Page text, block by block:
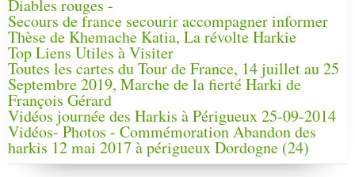
Diables rouges -
Secours de france secourir accompagner informer
Thèse de Khemache Katia, La révolte Harkie
Top Liens Utiles à Visiter
Toutes les cartes du Tour de France, 14 juillet au 25
Septembre 2019, Marche de la fierté Harki de
François Gérard
Vidéos journée des Harkis à Périgueux 25-09-2014
Vidéos- Photos - Commémoration Abandon des
harkis 12 mai 2017 à périgueux Dordogne (24)